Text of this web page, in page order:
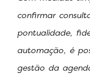
confirmar
pontualidade,
automação, é
gestão da